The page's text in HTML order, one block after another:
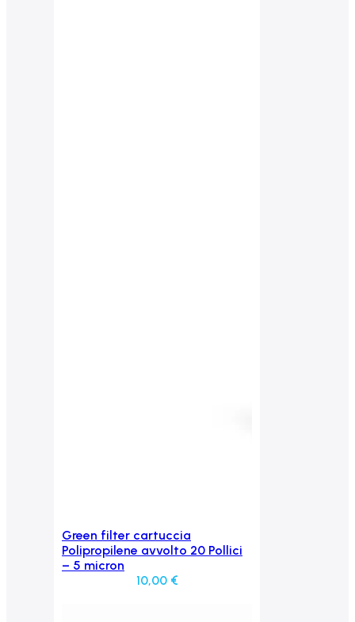
Aggiungi al carrello
Green filter cartuccia
Polipropilene avvolto 20 Pollici
– 5 micron
10,00 €